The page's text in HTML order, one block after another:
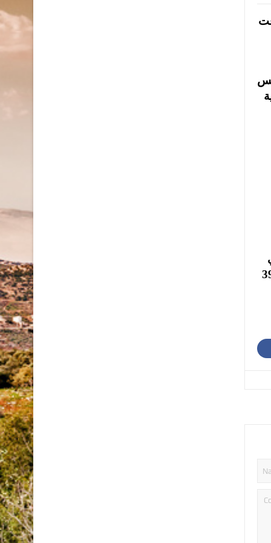
وفي
38- 24 ، وفي الأغوار الجنوبية 40 – 26 ، وفي البحر الميت 39